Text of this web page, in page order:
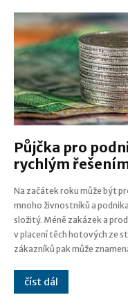
Půjčka pro
rychlým
Na začátek roku může být
mnoho živnostníků a
složitý. Méně zakázek a
v placení těch hotových ze
zákazníků pak může
finanční problémy. Řešením,
těžké období zvládnout
rychlá a krátkodobá
Problémy s financemi
číst dál